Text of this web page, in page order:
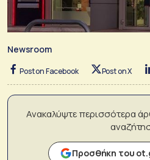
Newsroom
Post on Facebook Post on X
Ανακαλύψτε περισσότερα
Προσθήκη του